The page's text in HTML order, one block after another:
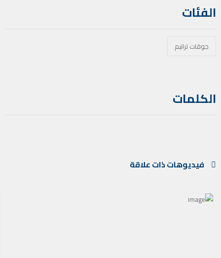
الفئات
جوقات ترانيم
الكلمات
فيديوهات ذات علاقة